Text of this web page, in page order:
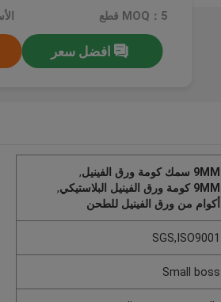
MOQ：5 قطع
افضل سعر
9MM سمك كومة ورق الفينيل
,
9MM كومة ورق الفينيل البلاستيكي
,
أكوام من ورق الفينيل للطحن
SGS,ISO9001
Small boss